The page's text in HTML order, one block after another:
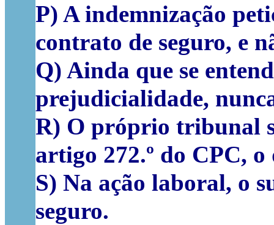
P) A indemnização
contrato de seguro, e
Q) Ainda que se
prejudicialidade,
R) O próprio tribunal
artigo 272.º do CPC,
S) Na ação laboral, o
seguro.